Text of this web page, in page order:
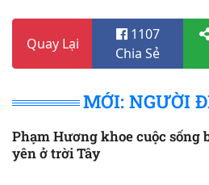
Quay Lại
1107
Chia Sẻ
MỚI: NGƯỜI
Phạm Hương khoe cuộc sống
yên ở trời Tây